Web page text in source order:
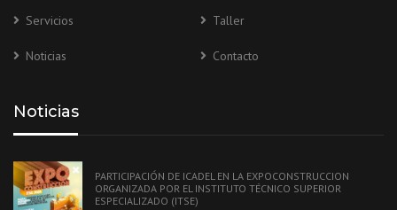
Servicios Taller
Noticias Contacto
Noticias
PARTICIPACIÓN DE ICADEL EN LA EXPOCONSTRUCCION
ORGANIZADA POR EL INSTITUTO TÉCNICO SUPERIOR
ESPECIALIZADO (ITSE)